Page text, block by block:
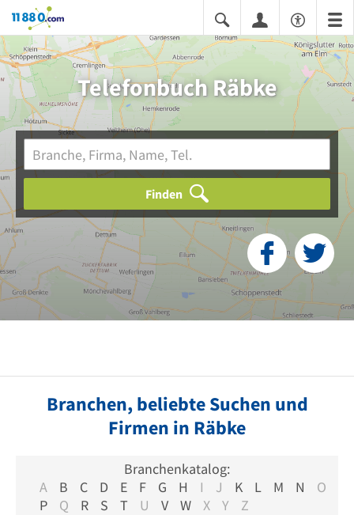
11880.com
Telefonbuch Räbke
Finden
Branchen, beliebte Suchen und
Firmen in Räbke
Branchenkatalog:
A
B C D E F G H I J K L M N
O
P
Q R S T U V W X Y Z